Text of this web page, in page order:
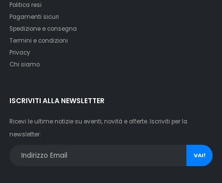
Politica resi
Pagamenti sicuri
Spedizione e consegna
Termini e condizioni
Privacy
Chi siamo
ISCRIVITI ALLA NEWSLETTER
Ricevi le ultime notizie su eventi, novità e offerte. Iscriviti per la
newsletter:
VAI!